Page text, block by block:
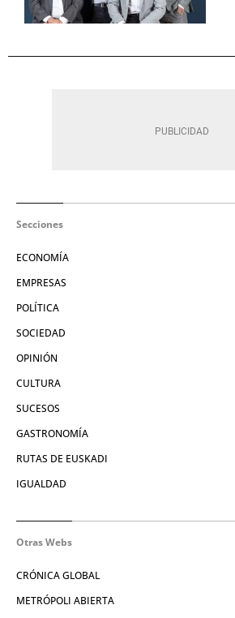
Secciones
ECONOMÍA
EMPRESAS
POLÍTICA
SOCIEDAD
OPINIÓN
CULTURA
SUCESOS
GASTRONOMÍA
RUTAS DE EUSKADI
IGUALDAD
Otras Webs
CRÓNICA GLOBAL
METRÓPOLI ABIERTA